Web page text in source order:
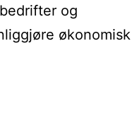
og
økonomisk